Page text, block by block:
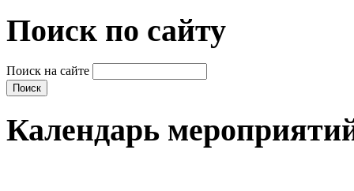
Поиск по сайту
Поиск на сайте
Календарь